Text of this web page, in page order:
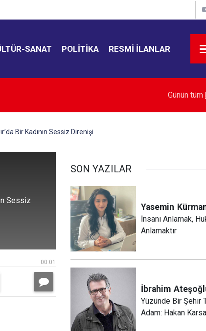
SANAT POLITIKA RESMI İLANLAR
MGK BildirisiGünün tüm
Bir Kadının Sessiz Direnişi
Sessiz
00:01
SON YAZILAR
Yasemin
İnsanı Anlamak,
Anlamaktır
İbrahim
Yüzünde Bir Şehir
Adam: Hakan